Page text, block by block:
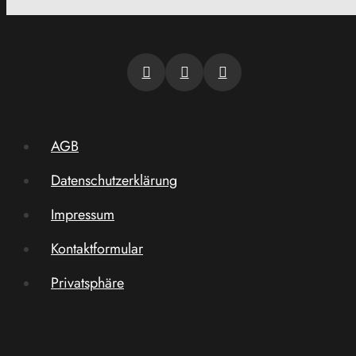
AGB
Datenschutzerklärung
Impressum
Kontaktformular
Privatsphäre